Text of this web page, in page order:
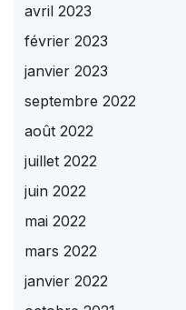
avril 2023
février 2023
janvier 2023
septembre 2022
août 2022
juillet 2022
juin 2022
mai 2022
mars 2022
janvier 2022